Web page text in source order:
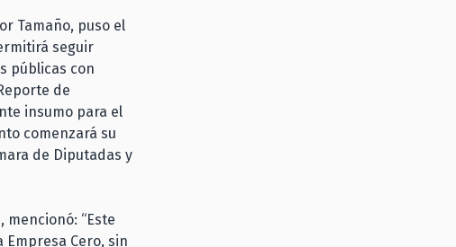
Tamaño, puso el
seguir
públicas con
de
insumo para el
comenzará su
de Diputadas y
mencionó: “Este
Cero, sin